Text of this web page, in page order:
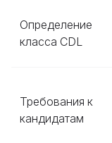
Определение
класса CDL
Требования к
кандидатам